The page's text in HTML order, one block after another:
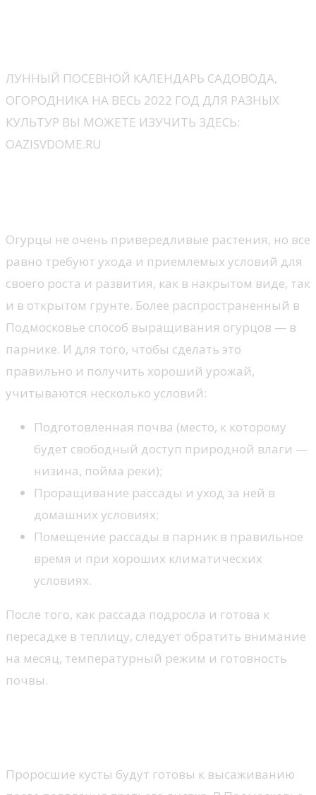
ЛУННЫЙ ПОСЕВНОЙ КАЛЕНДАРЬ САДОВОДА,
ОГОРОДНИКА НА ВЕСЬ 2022 ГОД ДЛЯ РАЗНЫХ
КУЛЬТУР ВЫ МОЖЕТЕ ИЗУЧИТЬ ЗДЕСЬ:
OAZISVDOME.RU
Огурцы не очень привередливые растения, но все
равно требуют ухода и приемлемых условий для
своего роста и развития, как в накрытом виде, так
и в открытом грунте. Более распространенный в
Подмосковье способ выращивания огурцов — в
парнике. И для того, чтобы сделать это
правильно и получить хороший урожай,
учитываются несколько условий:
Подготовленная почва (место, к которому
будет свободный доступ природной влаги —
низина, пойма реки);
Проращивание рассады и уход за ней в
домашних условиях;
Помещение рассады в парник в правильное
время и при хороших климатических
условиях.
После того, как рассада подросла и готова к
пересадке в теплицу, следует обратить внимание
на месяц, температурный режим и готовность
почвы.
Проросшие кусты будут готовы к высаживанию